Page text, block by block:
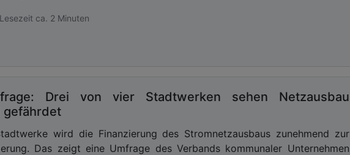
ca. 2 Minuten
Drei von vier Stadtwerken sehen Netzausbau
gefährdet
wird die Finanzierung des Stromnetzausbaus zunehmend zur
Das zeigt eine Umfrage des Verbands kommunaler Unternehmen